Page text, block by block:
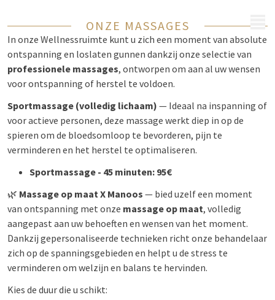
ONZE MASSAGES
In onze Wellnessruimte kunt u zich een moment van absolute
ontspanning en loslaten gunnen dankzij onze selectie van
professionele massages, ontworpen om aan al uw wensen
voor ontspanning of herstel te voldoen.
Sportmassage (volledig lichaam) — Ideaal na inspanning of
voor actieve personen, deze massage werkt diep in op de
spieren om de bloedsomloop te bevorderen, pijn te
verminderen en het herstel te optimaliseren.
Sportmassage - 45 minuten: 95€
🌿 Massage op maat X Manoos — bied uzelf een moment
van ontspanning met onze massage op maat, volledig
aangepast aan uw behoeften en wensen van het moment.
Dankzij gepersonaliseerde technieken richt onze behandelaar
zich op de spanningsgebieden en helpt u de stress te
verminderen om welzijn en balans te hervinden.
Kies de duur die u schikt: